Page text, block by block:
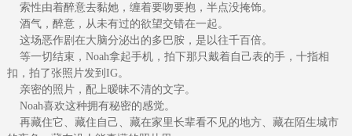
索性由着醉意去黏她，缠着要吻要抱，半点没掩饰。
酒气，醉意，从未有过的欲望交错在一起。
这场恶作剧在大脑分泌出的多巴胺，是以往千百倍。
等一切结束，Noah拿起手机，拍下那只戴着自己表的手，十指相
扣，拍了张照片发到IG。
亲密的照片，配上暧昧不清的文字。
Noah喜欢这种拥有秘密的感觉。
再藏住它、藏住自己、藏在家里长辈看不见的地方、藏在陌生城市